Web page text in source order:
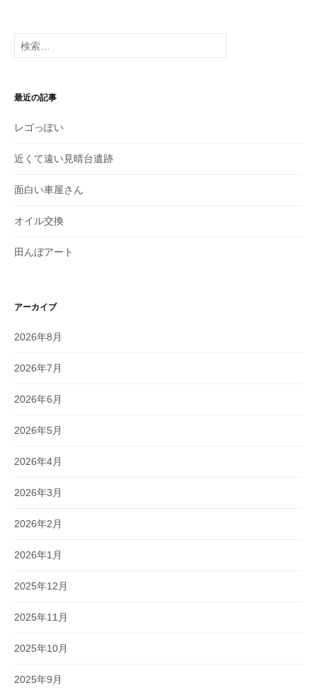
投
稿
検
索:
最近の記事
レゴっぽい
近くて遠い見晴台遺跡
面白い車屋さん
オイル交換
田んぼアート
アーカイブ
2026年8月
2026年7月
2026年6月
2026年5月
2026年4月
2026年3月
2026年2月
2026年1月
2025年12月
2025年11月
2025年10月
2025年9月